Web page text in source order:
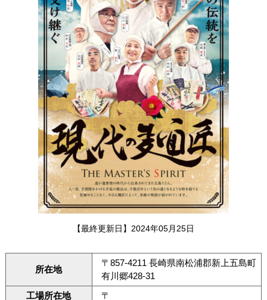
【最終更新日】2024年05月25日
所在地
〒857-4211 長崎県南松浦郡新上五島町
有川郷428-31
工場所在地
〒